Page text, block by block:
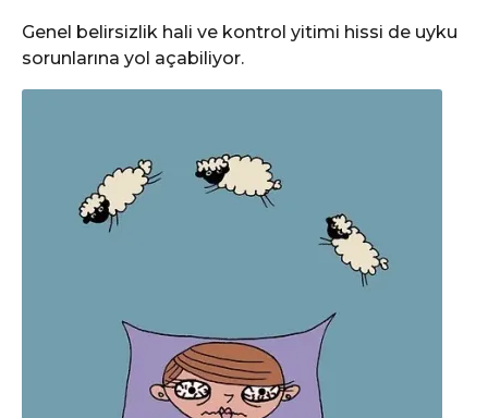
Genel belirsizlik hali ve kontrol yitimi hissi de uyku
sorunlarına yol açabiliyor.